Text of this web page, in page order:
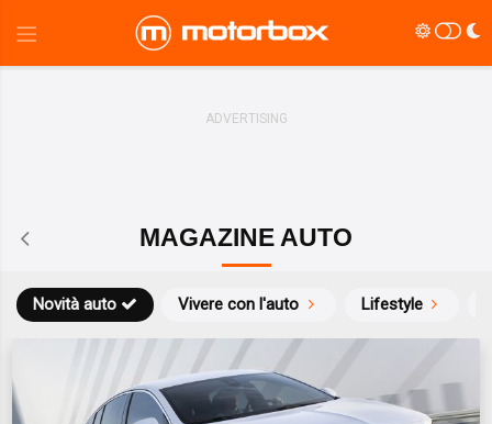
MAGAZINE AUTO
Novità auto Vivere con l'auto Lifestyle